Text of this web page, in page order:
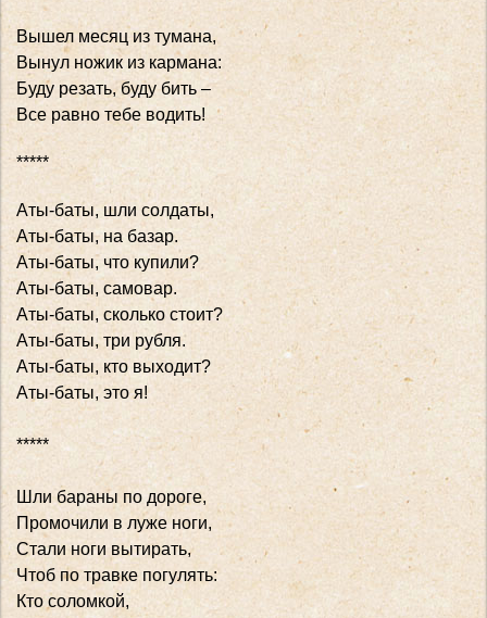
Вышел месяц из тумана,
Вынул ножик из кармана:
Буду резать, буду бить –
Все равно тебе водить!
*****
Аты-баты, шли солдаты,
Аты-баты, на базар.
Аты-баты, что купили?
Аты-баты, самовар.
Аты-баты, сколько стоит?
Аты-баты, три рубля.
Аты-баты, кто выходит?
Аты-баты, это я!
*****
Шли бараны по дороге,
Промочили в луже ноги,
Стали ноги вытирать,
Чтоб по травке погулять:
Кто соломкой,